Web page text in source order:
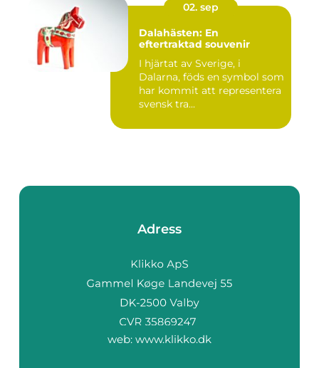
02. sep
Dalahästen: En
eftertraktad souvenir
I hjärtat av Sverige, i
Dalarna, föds en symbol som
har kommit att representera
svensk tra...
Adress
web: www.klikko.dk